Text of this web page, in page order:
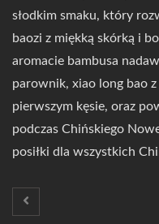
słodkim smaku, który
baozi z miękką skórką i
aromacie bambusa
parownik, xiao long bao
pierwszym kęsie, oraz
podczas Chińskiego
posiłki dla wszystkich